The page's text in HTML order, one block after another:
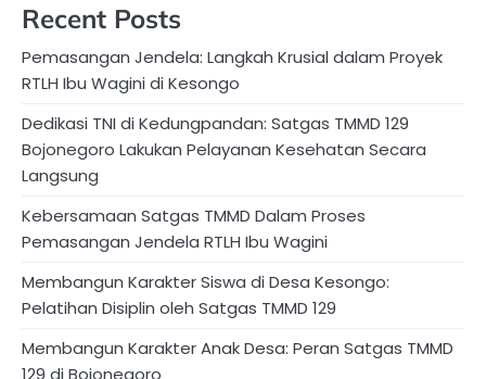
Recent Posts
Pemasangan Jendela: Langkah Krusial dalam Proyek
RTLH Ibu Wagini di Kesongo
Dedikasi TNI di Kedungpandan: Satgas TMMD 129
Bojonegoro Lakukan Pelayanan Kesehatan Secara
Langsung
Kebersamaan Satgas TMMD Dalam Proses
Pemasangan Jendela RTLH Ibu Wagini
Membangun Karakter Siswa di Desa Kesongo:
Pelatihan Disiplin oleh Satgas TMMD 129
Membangun Karakter Anak Desa: Peran Satgas TMMD
129 di Bojonegoro